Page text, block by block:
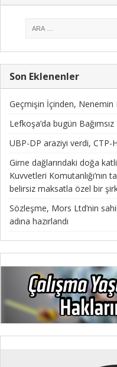
Son Eklenenler
Geçmişin İçinden, Nenemin
Lefkoşa’da bugün
UBP-DP araziyi verdi, CTP-
Girne dağlarındaki doğa
Kuvvetleri Komutanlığı’nın
belirsiz maksatla özel bir
Sözleşme, Mors Ltd’nin
adına hazırlandı